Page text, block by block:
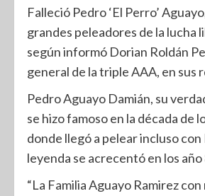
Falleció Pedro ‘El Perro’
grandes peleadores de la lucha
según informó Dorian Roldán
general de la triple AAA, en sus
Pedro Aguayo Damián, su
se hizo famoso en la década de
donde llegó a pelear incluso con
leyenda se acrecentó en los año
“La Familia Aguayo Ramirez